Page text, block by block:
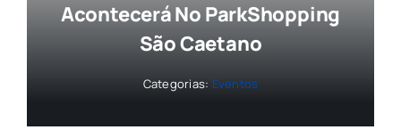
Acontecerá No ParkShopping
São Caetano
Categorias: Eventos